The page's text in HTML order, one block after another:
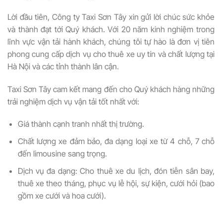
Lời đầu tiên, Công ty Taxi Sơn Tây xin gửi lời chúc sức khỏe
và thành đạt tới Quý khách. Với 20 năm kinh nghiệm trong
lĩnh vực vận tải hành khách, chúng tôi tự hào là đơn vị tiên
phong cung cấp dịch vụ cho thuê xe uy tín và chất lượng tại
Hà Nội và các tỉnh thành lân cận.
Taxi Sơn Tây cam kết mang đến cho Quý khách hàng những
trải nghiệm dịch vụ vận tải tốt nhất với:
Giá thành cạnh tranh nhất thị trường.
Chất lượng xe đảm bảo, đa dạng loại xe từ 4 chỗ, 7 chỗ
đến limousine sang trọng.
Dịch vụ đa dạng: Cho thuê xe du lịch, đón tiễn sân bay,
thuê xe theo tháng, phục vụ lễ hội, sự kiện, cưới hỏi (bao
gồm xe cưới và hoa cưới).